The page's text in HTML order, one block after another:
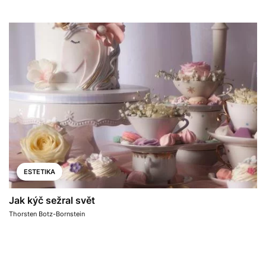
ESTETIKA
Jak kýč sežral svět
Thorsten Botz-Bornstein